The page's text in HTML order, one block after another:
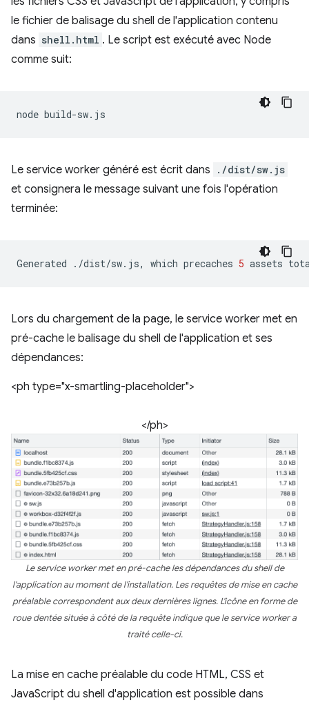
le fichier de balisage du shell de l'application contenu
dans shell.html . Le script est exécuté avec Node
comme suit:
node
Le service worker généré est écrit dans ./dist/sw.js
et consignera le message suivant une fois l'opération
terminée:
Generated ./dist/sw.js, which precaches 5 assets
Lors du chargement de la page, le service worker met en
pré-cache le balisage du shell de l'application et ses
dépendances:
<ph type="x-smartling-placeholder">
</ph>
Le service worker met en pré-cache les dépendances du shell de
l'application au moment de l'installation. Les requêtes de mise en cache
préalable correspondent aux deux dernières lignes. L'icône en forme de
roue dentée située à côté de la requête indique que le service worker a
traité celle-ci.
La mise en cache préalable du code HTML, CSS et
JavaScript du shell d'application est possible dans